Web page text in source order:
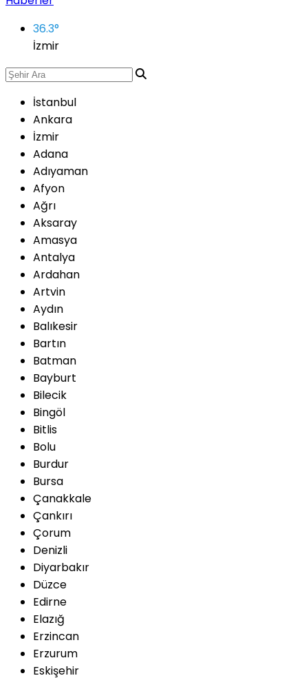
36.3°
İzmir
İstanbul
Ankara
İzmir
Adana
Adıyaman
Afyon
Ağrı
Aksaray
Amasya
Antalya
Ardahan
Artvin
Aydın
Balıkesir
Bartın
Batman
Bayburt
Bilecik
Bingöl
Bitlis
Bolu
Burdur
Bursa
Çanakkale
Çankırı
Çorum
Denizli
Diyarbakır
Düzce
Edirne
Elazığ
Erzincan
Erzurum
Eskişehir